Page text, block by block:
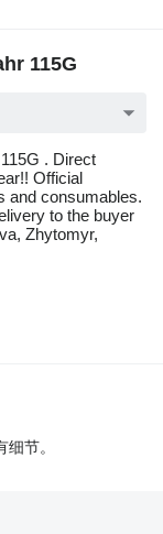
115G
. Direct
Official
and consumables.
to the buyer
Zhytomyr,
节。